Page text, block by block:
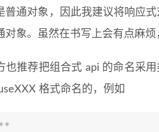
普通对象，因此我建议将响应式
对象。虽然在书写上会有点麻
也推荐把组合式 api 的命名采
格式命名的，例如